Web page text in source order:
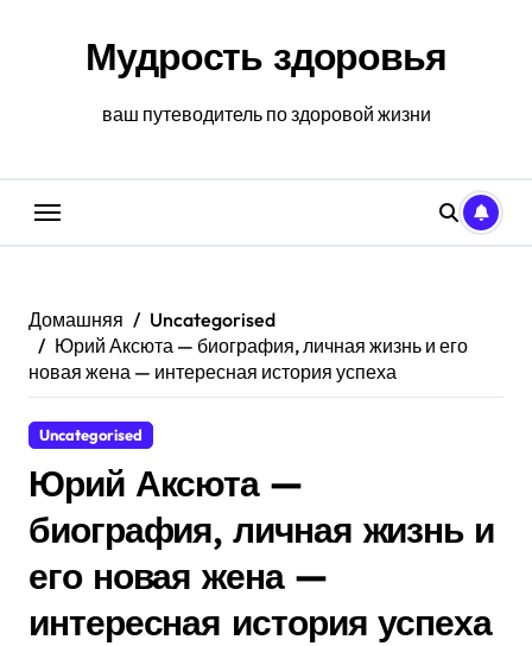
содержаниюМудрость здоровья
ваш путеводитель по здоровой жизни
Домашняя
Uncategorised
Юрий Аксюта — биография, личная жизнь и его
новая жена — интересная история успеха
Uncategorised
Юрий Аксюта —
биография, личная жизнь и
его новая жена —
интересная история успеха